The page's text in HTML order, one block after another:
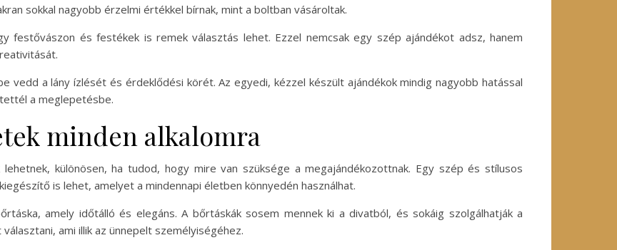
sokkal nagyobb érzelmi értékkel bírnak, mint a boltban vásároltak.
festővászon és festékek is remek választás lehet. Ezzel nemcsak egy szép ajándékot adsz, hanem
vedd a lány ízlését és érdeklődési körét. Az egyedi, kézzel készült ajándékok mindig nagyobb hatással
a meglepetésbe.
minden alkalomra
különösen, ha tudod, hogy mire van szüksége a megajándékozottnak. Egy szép és stílusos
is lehet, amelyet a mindennapi életben könnyedén használhat.
amely időtálló és elegáns. A bőrtáskák sosem mennek ki a divatból, és sokáig szolgálhatják a
ami illik az ünnepelt személyiségéhez.